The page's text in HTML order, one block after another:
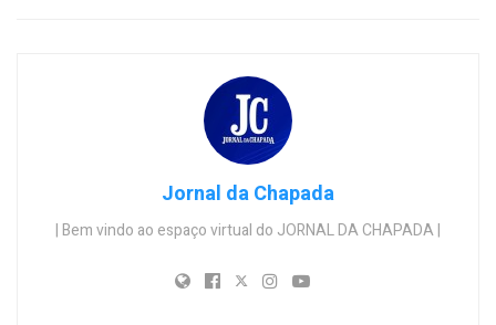
Jornal da Chapada
| Bem vindo ao espaço virtual do JORNAL DA CHAPADA |